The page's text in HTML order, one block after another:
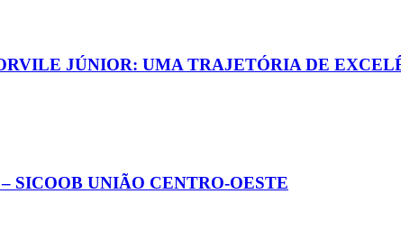
JÚNIOR: UMA TRAJETÓRIA DE
SICOOB UNIÃO CENTRO-OESTE